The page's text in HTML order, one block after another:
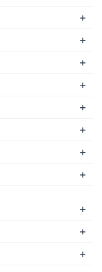
+
+
+
+
+
+
+
+
+
+
+